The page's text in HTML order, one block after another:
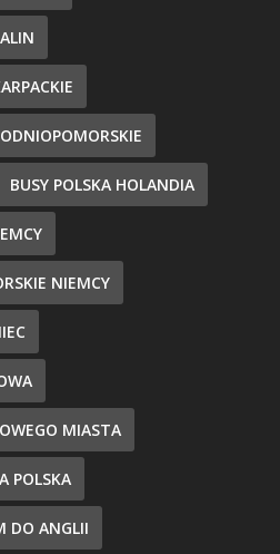
BUSY POLSKA HOLANDIA
NIEMCY
MIASTA
POLSKA
DO ANGLII